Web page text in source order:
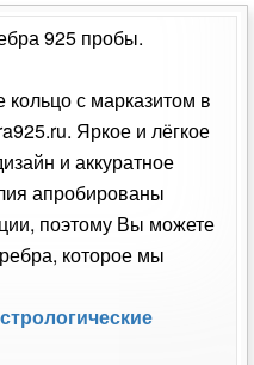
925 пробы.
кольцо с марказитом в
Яркое и лёгкое
и аккуратное
апробированы
поэтому Вы можете
которое мы